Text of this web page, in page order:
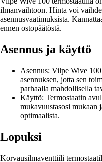
ilmanvaihtoon. Hinta voi
asennusvaatimuksista.
ennen ostopäätöstä.
Asennus ja käyttö
Asennus: Vilpe Wive
asennuksen, jotta sen
parhaalla mahdollisella
Käyttö: Termostaatin
mukavuustasosi mukaan
optimaalista.
Lopuksi
Korvausilmaventtiili